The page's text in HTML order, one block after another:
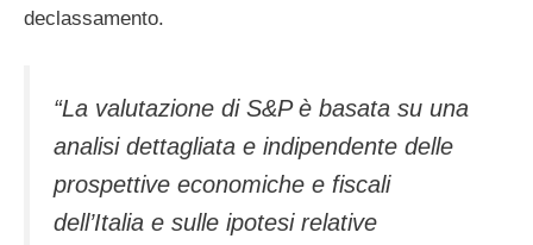
declassamento.
“La valutazione di S&P è basata su una
analisi dettagliata e indipendente delle
prospettive economiche e fiscali
dell’Italia e sulle ipotesi relative